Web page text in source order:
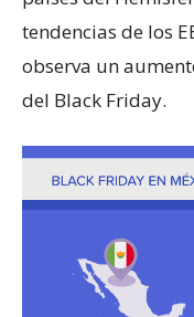
tendencias de los
observa un
del Black Friday.